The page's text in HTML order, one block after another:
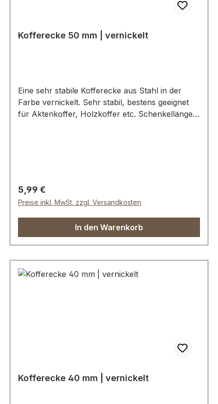
Kofferecke 50 mm | vernickelt
Eine sehr stabile Kofferecke aus Stahl in der
Farbe vernickelt. Sehr stabil, bestens geeignet
für Aktenkoffer, Holzkoffer etc. Schenkellänge:
Regulärer Preis:
5,99 €
Preise inkl. MwSt. zzgl. Versandkosten
In den Warenkorb
Kofferecke 40 mm | vernickelt